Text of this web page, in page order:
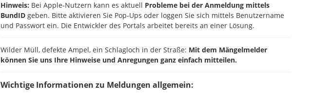
Hinweis: Bei Apple-Nutzern kann es aktuell Probleme bei der Anmeldung mittels
BundID geben. Bitte aktivieren Sie Pop-Ups oder loggen Sie sich mittels Benutzername
und Passwort ein. Die Entwickler des Portals arbeitet bereits an einer Lösung.
Wilder Müll, defekte Ampel, ein Schlagloch in der Straße: Mit dem Mängelmelder
können Sie uns Ihre Hinweise und Anregungen ganz einfach mitteilen.
Wichtige Informationen zu Meldungen allgemein: